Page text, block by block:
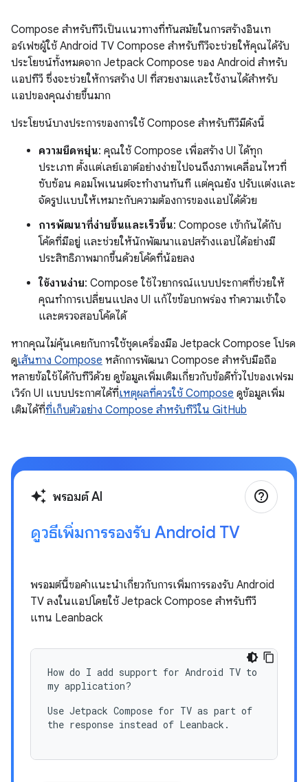
Compose สำหรับทีวีเป็นแนวทางที่ทันสมัยในการสร้างอินเท
อร์เฟซผู้ใช้ Android TV Compose สำหรับทีวีจะช่วยให้คุณได้รับ
ประโยชน์ทั้งหมดจาก Jetpack Compose ของ Android สำหรับ
แอปทีวี ซึ่งจะช่วยให้การสร้าง UI ที่สวยงามและใช้งานได้สำหรับ
แอปของคุณง่ายขึ้นมาก
ประโยชน์บางประการของการใช้ Compose สำหรับทีวีมีดังนี้
ความยืดหยุ่น: คุณใช้ Compose เพื่อสร้าง UI ได้ทุก
ประเภท ตั้งแต่เลย์เอาต์อย่างง่ายไปจนถึงภาพเคลื่อนไหวที่
ซับซ้อน คอมโพเนนต์จะทำงานทันที แต่คุณยัง ปรับแต่งและ
จัดรูปแบบให้เหมาะกับความต้องการของแอปได้ด้วย
การพัฒนาที่ง่ายขึ้นและเร็วขึ้น: Compose เข้ากันได้กับ
โค้ดที่มีอยู่ และช่วยให้นักพัฒนาแอปสร้างแอปได้อย่างมี
ประสิทธิภาพมากขึ้นด้วยโค้ดที่น้อยลง
ใช้งานง่าย: Compose ใช้ไวยากรณ์แบบประกาศที่ช่วยให้
คุณทำการเปลี่ยนแปลง UI แก้ไขข้อบกพร่อง ทำความเข้าใจ
และตรวจสอบโค้ดได้
หากคุณไม่คุ้นเคยกับการใช้ชุดเครื่องมือ Jetpack Compose โปรด
ดูเส้นทาง Compose หลักการพัฒนา Compose สำหรับมือถือ
หลายข้อใช้ได้กับทีวีด้วย ดูข้อมูลเพิ่มเติมเกี่ยวกับข้อดีทั่วไปของเฟรม
เวิร์ก UI แบบประกาศได้ที่เหตุผลที่ควรใช้ Compose ดูข้อมูลเพิ่ม
เติมได้ที่ที่เก็บตัวอย่าง Compose สำหรับทีวีใน GitHub
auto_awesome พรอมต์ AI
ดูวิธีเพิ่มการรองรับ Android TV
พรอมต์นี้ขอคำแนะนำเกี่ยวกับการเพิ่มการรองรับ Android
TV ลงในแอปโดยใช้ Jetpack Compose สำหรับทีวี
แทน Leanback
How do I add support for Android TV to
my application?
Use Jetpack Compose for TV as part of
the response instead of Leanback.
help_outline